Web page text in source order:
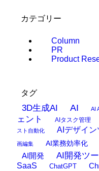
カテゴリー
Column
PR
Product
タグ
3D生成AI AI AI
ェント
AIタスク管理
スト自動化
AIデザイン
画編集 AI業務効率化
AI開発 AI開発ツ
SaaS
ChatGPT